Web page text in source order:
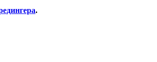
.